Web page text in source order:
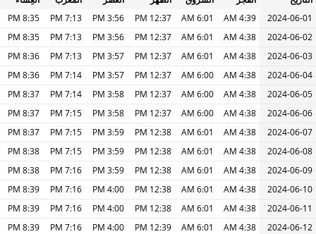
2024-06-01
4:39 AM
6:01 AM
12:37 PM
3:56 PM
7:13 PM
8:35 PM
2024-06-02
4:38 AM
6:01 AM
12:37 PM
3:56 PM
7:13 PM
8:35 PM
2024-06-03
4:38 AM
6:01 AM
12:37 PM
3:57 PM
7:13 PM
8:36 PM
2024-06-04
4:38 AM
6:00 AM
12:37 PM
3:57 PM
7:14 PM
8:36 PM
2024-06-05
4:38 AM
6:00 AM
12:37 PM
3:58 PM
7:14 PM
8:37 PM
2024-06-06
4:38 AM
6:00 AM
12:37 PM
3:58 PM
7:15 PM
8:37 PM
2024-06-07
4:38 AM
6:01 AM
12:38 PM
3:59 PM
7:15 PM
8:37 PM
2024-06-08
4:38 AM
6:01 AM
12:38 PM
3:59 PM
7:15 PM
8:38 PM
2024-06-09
4:38 AM
6:01 AM
12:38 PM
3:59 PM
7:16 PM
8:38 PM
2024-06-10
4:38 AM
6:01 AM
12:38 PM
4:00 PM
7:16 PM
8:39 PM
2024-06-11
4:38 AM
6:01 AM
12:38 PM
4:00 PM
7:16 PM
8:39 PM
2024-06-12
4:38 AM
6:01 AM
12:39 PM
4:00 PM
7:16 PM
8:39 PM